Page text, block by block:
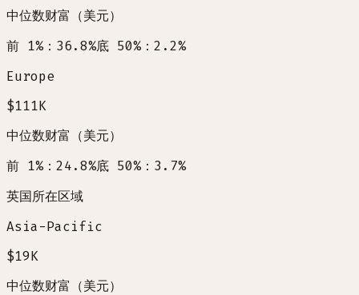
中位数财富（美元）
前 1%：36.8%底 50%：2.2%
Europe
$111K
中位数财富（美元）
前 1%：24.8%底 50%：3.7%
英国所在区域
Asia-Pacific
$19K
中位数财富（美元）